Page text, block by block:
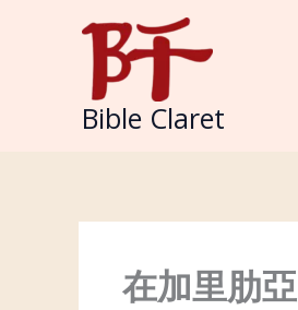
Bible Claret
在加里肋亞